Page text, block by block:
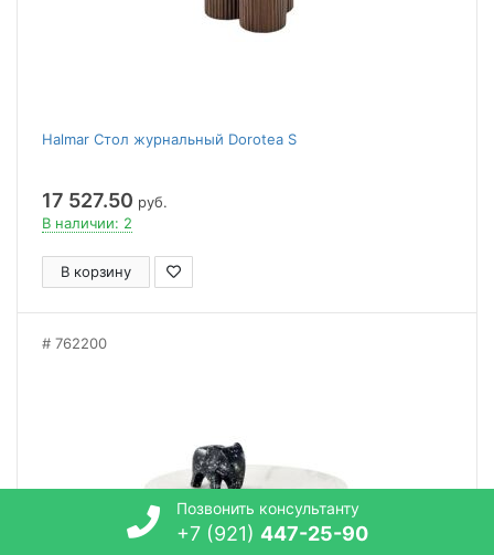
Halmar Стол журнальный Dorotea S
17 527.50 руб.
В наличии: 2
В корзину
762200
Позвонить консультанту
+7 (921) 447-25-90